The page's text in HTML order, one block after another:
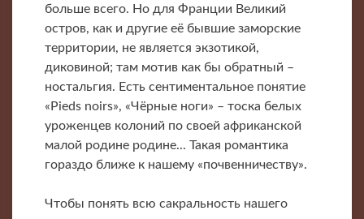
больше всего. Но для Франции Великий
остров, как и другие её бывшие заморские
территории, не является экзотикой,
диковиной; там мотив как бы обратный –
ностальгия. Есть сентиментальное понятие
«Pieds noirs», «Чёрные ноги» – тоска белых
уроженцев колоний по своей африканской
малой родине родине... Такая романтика
гораздо ближе к нашему «почвенничеству».
Чтобы понять всю сакральность нашего